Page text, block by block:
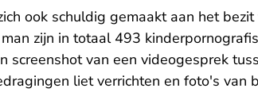
ook schuldig gemaakt aan het
zijn in totaal 493
screenshot van een videogesprek
liet verrichten en foto's van